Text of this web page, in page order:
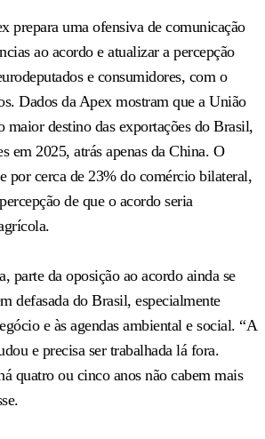
prepara uma ofensiva de comunicação
ao acordo e atualizar a percepção
e consumidores, com o
Dados da Apex mostram que a União
maior destino das exportações do Brasil,
em 2025, atrás apenas da China. O
por cerca de 23% do comércio bilateral,
de que o acordo seria
parte da oposição ao acordo ainda se
defasada do Brasil, especialmente
e às agendas ambiental e social. “A
e precisa ser trabalhada lá fora.
quatro ou cinco anos não cabem mais